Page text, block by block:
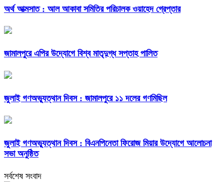
অর্থ আত্মসাত : আল আকাবা সমিতির পরিচালক ওয়াহেদ গ্রেপ্তার
জামালপুরে এপির উদ্যোগে বিশ্ব মাতৃদুগ্ধ সপ্তাহ পালিত
জুলাই গণঅভ্যুত্থান দিবস : জামালপুরে ১১ দলের গণমিছিল
জুলাই গণঅভ্যুত্থান দিবস : বিএনপিনেতা ফিরোজ মিয়ার উদ্যোগে আলোচনা
সভা অনুষ্ঠিত
সর্বশেষ সংবাদ